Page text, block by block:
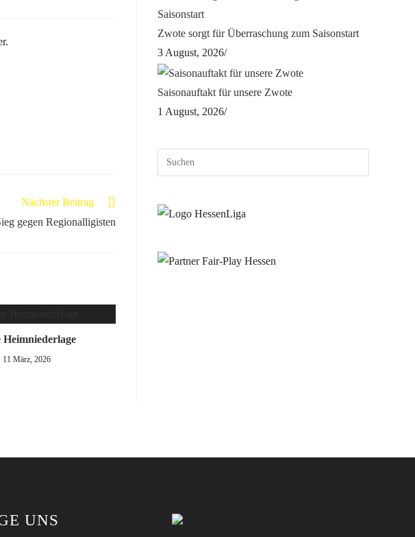
Nächster Beitrag
gegen Regionalligisten
Heimniederlage
11 März, 2026
Zwote sorgt für Überraschung zum Saisonstart
3 August, 2026/
Saisonauftakt für unsere Zwote
1 August, 2026/
UNS